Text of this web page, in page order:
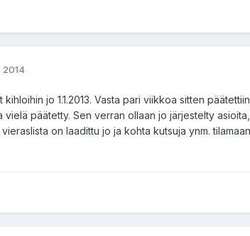
2014
kihloihin jo 1.1.2013. Vasta pari viikkoa sitten
vielä päätetty. Sen verran ollaan jo järjestelty
on laadittu jo ja kohta kutsuja ynm.